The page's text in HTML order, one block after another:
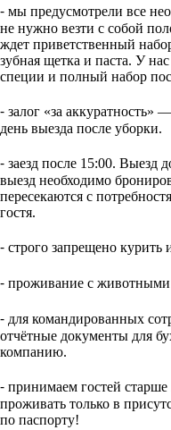
⁃ мы предусмотрели все
не нужно везти с собой
ждет приветственный
зубная щетка и паста. У
специи и полный набор
⁃ залог «за аккуратность»
день выезда после уборки.
⁃ заезд после 15:00. Выезд
выезд необходимо
пересекаются с
гостя.
⁃ строго запрещено
⁃ проживание с животными
⁃ для командированных
отчётные документы для
компанию.
⁃ принимаем гостей
проживать только в
по паспорту!